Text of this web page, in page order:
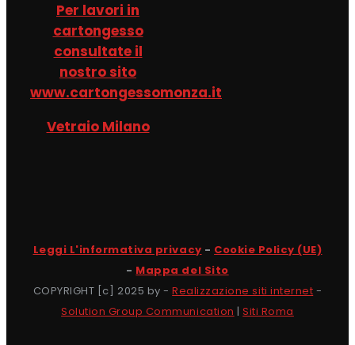
Per lavori in
cartongesso
consultate il
nostro sito
www.cartongessomonza.it
Vetraio Milano
Leggi L'informativa privacy - Cookie Policy (UE)
- Mappa del Sito
COPYRIGHT [c] 2025 by -Realizzazione siti internet -
Solution Group Communication |Siti Roma